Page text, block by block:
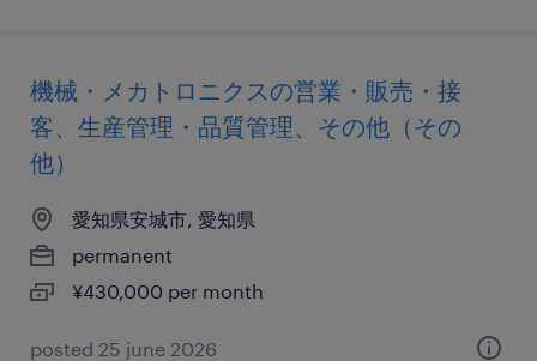
機械・メカトロニクスの営業・販売・接
客、生産管理・品質管理、その他（その
他）
愛知県安城市, 愛知県
permanent
¥430,000 per month
posted 25 june 2026